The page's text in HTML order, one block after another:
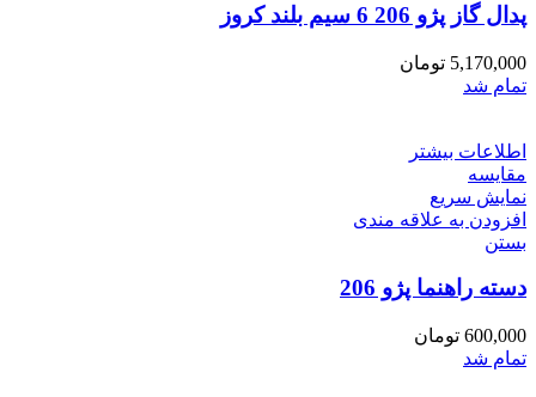
پدال گاز پژو 206 6 سیم بلند کروز
5,170,000 تومان
تمام شد
اطلاعات بیشتر
مقایسه
نمایش سریع
افزودن به علاقه مندی
بستن
دسته راهنما پژو 206
600,000 تومان
تمام شد